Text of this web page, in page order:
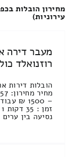
מחירון הובלות
עירוניות)
מעבר דירה
רוזנואלד
הובלות דירות
נסיעה בין ערים 51 דקות נפח כללי: 11.26м³ [...]